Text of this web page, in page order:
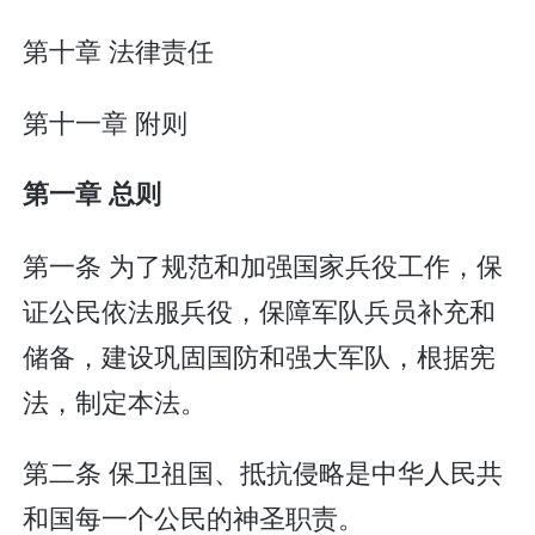
第十章 法律责任
第十一章 附则
第一章 总则
第一条 为了规范和加强国家兵役工作，保
证公民依法服兵役，保障军队兵员补充和
储备，建设巩固国防和强大军队，根据宪
法，制定本法。
第二条 保卫祖国、抵抗侵略是中华人民共
和国每一个公民的神圣职责。